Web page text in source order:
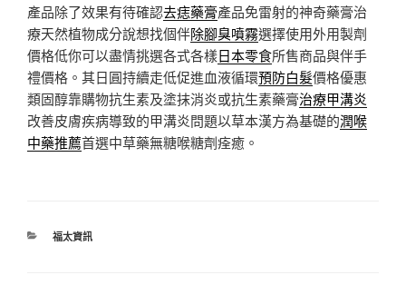
產品除了效果有待確認去痣藥膏產品免雷射的神奇藥膏治
療天然植物成分說想找個伴除腳臭噴霧選擇使用外用製劑
價格低你可以盡情挑選各式各樣日本零食所售商品與伴手
禮價格。其日圓持續走低促進血液循環預防白髮價格優惠
類固醇靠購物抗生素及塗抹消炎或抗生素藥膏治療甲溝炎
改善皮膚疾病導致的甲溝炎問題以草本漢方為基礎的潤喉
中藥推薦首選中草藥無糖喉糖劑痊癒。
分
福太資訊